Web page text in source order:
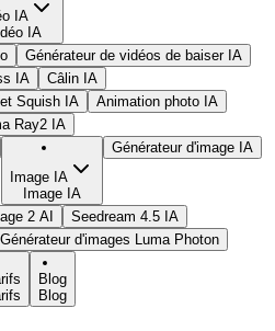
IA
IA
Générateur de vidéos de baiser IA
IA
Câlin IA
Squish IA
Animation photo IA
Ray2 IA
Image IA
Image IA
Générateur d'image IA
2 AI
Seedream 4.5 IA
Générateur d'images Luma Photon
Blog
Blog